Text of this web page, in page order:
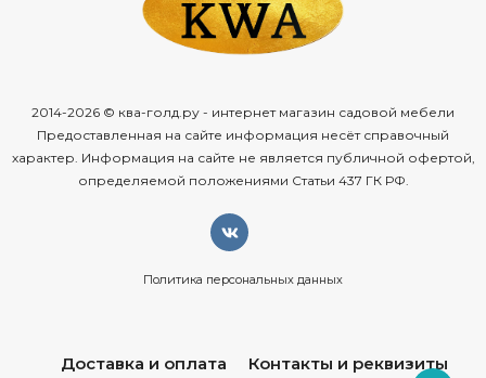
2014-2026 © ква-голд.ру - интернет магазин садовой мебели
Предоставленная на сайте информация несёт справочный
характер. Информация на сайте не является публичной офертой,
определяемой положениями Статьи 437 ГК РФ.
Политика персональных данных
Доставка и оплата Контакты и реквизиты